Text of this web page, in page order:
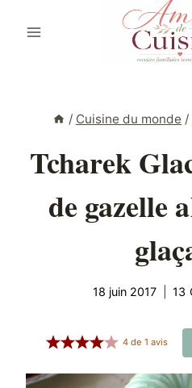
/ Cuisine du monde /
Tcharek
de gazelle
18 juin 2017 13
4de1 avis